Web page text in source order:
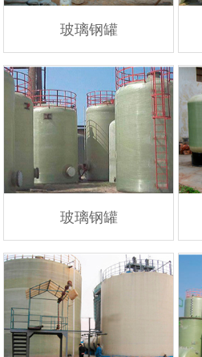
玻璃钢罐
玻璃钢罐